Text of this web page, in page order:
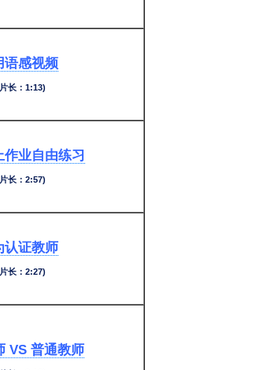
语感视频
片长：1:13)
业自由练习
片长：2:57)
认证教师
片长：2:27)
VS 普通教师